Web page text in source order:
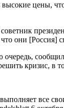
цены,
они [Россия]
кризис, в
все свои